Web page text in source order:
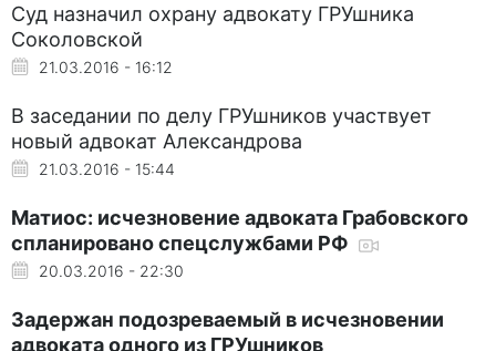
Суд назначил охрану адвокату ГРУшника
Соколовской
21.03.2016 - 16:12
В заседании по делу ГРУшников участвует
новый адвокат Александрова
21.03.2016 - 15:44
Матиос: исчезновение адвоката Грабовского
спланировано спецслужбами РФ
20.03.2016 - 22:30
Задержан подозреваемый в исчезновении
адвоката одного из ГРУшников